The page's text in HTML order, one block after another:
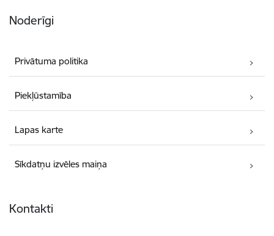
Noderīgi
Privātuma politika
Piekļūstamība
Lapas karte
Sīkdatņu izvēles maiņa
Kontakti